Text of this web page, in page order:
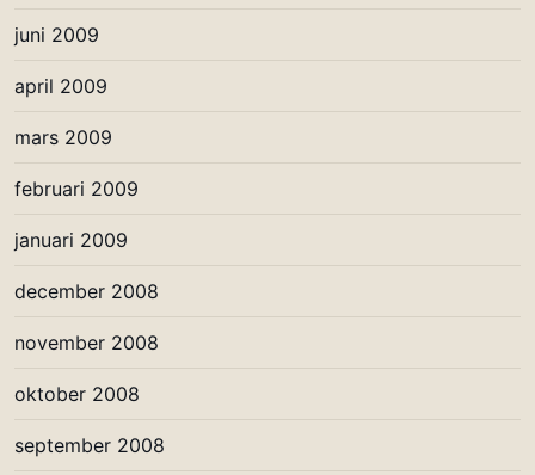
juni 2009
april 2009
mars 2009
februari 2009
januari 2009
december 2008
november 2008
oktober 2008
september 2008